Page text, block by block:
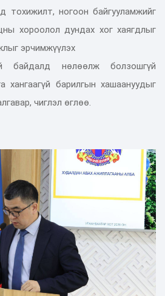
тохижилт, ногоон байгууламжийг
хороолол дундах хог хаягдлыг
эрчимжүүлэх
байдалд нөлөөлж болзошгүй
хангаагүй барилгын хашаануудыг
чиглэл өглөө.